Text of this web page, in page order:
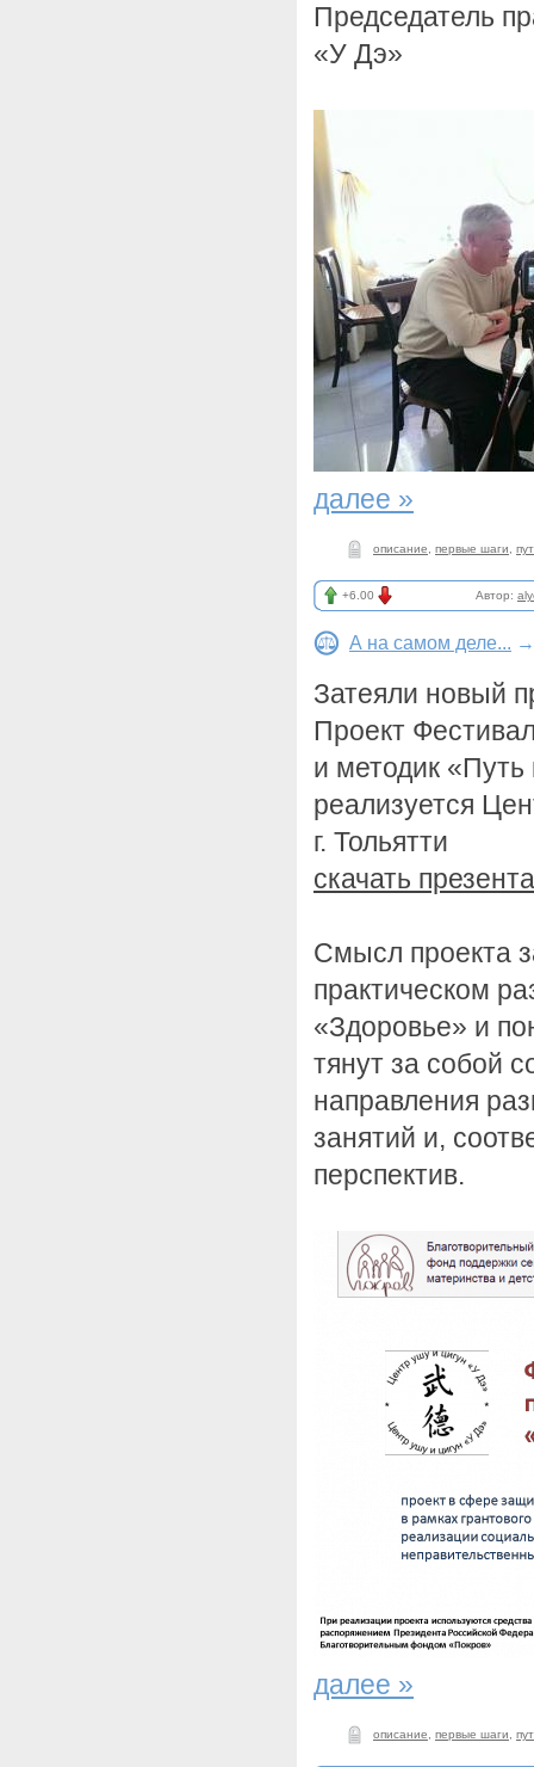
Председатель
«У Дэ»
далее »
описание первые шаги
+6.00 Автор:
А на самом деле...
Затеяли новый
Проект
и методик
реализуется
г. Тольятти
скачать
Смысл проекта
практическом
«Здоровье» и
тянут за собой
направления
занятий и,
перспектив.
далее »
описание первые шаги